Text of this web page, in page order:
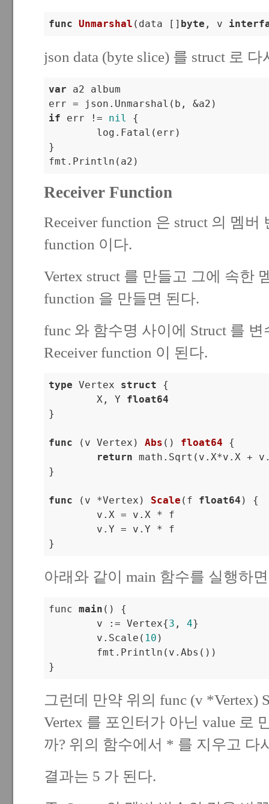
func Unmarshal (data [] byte , v
json data (byte slice) 를 struct 로
var a2 album
if err != nil
{
}
Receiver Function
Receiver function 은 struct 의 멤
function 이다.
Vertex struct 를 만들고 그에 속한
function 을 만들면 된다.
func 와 함수명 사이에 Struct 를
Receiver function 이 된다.
type Vertex struct {
	X, Y
float64
}
func (v Vertex) Abs () float64 {
return math.Sqrt(v.X*v.X +
}
func (v *Vertex) Scale (f float64 )
{
아래와 같이 main 함수를 실행하
func main () {
	v := Vertex{
3 , 4}
	v
.Scale ( 10 )
	fmt
.Println (v .Abs ())
그런데 만약 위의 func (v *Vertex)
Vertex 를 포인터가 아닌 value 로
까? 위의 함수에서 * 를 지우고 다
결과는 5 가 된다.